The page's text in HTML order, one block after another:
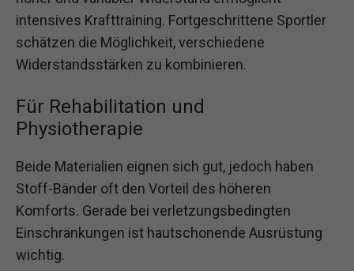
intensives Krafttraining. Fortgeschrittene Sportler
schätzen die Möglichkeit, verschiedene
Widerstandsstärken zu kombinieren.
Für Rehabilitation und
Physiotherapie
Beide Materialien eignen sich gut, jedoch haben
Stoff-Bänder oft den Vorteil des höheren
Komforts. Gerade bei verletzungsbedingten
Einschränkungen ist hautschonende Ausrüstung
wichtig.